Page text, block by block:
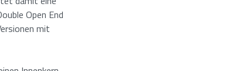
Open End
mit